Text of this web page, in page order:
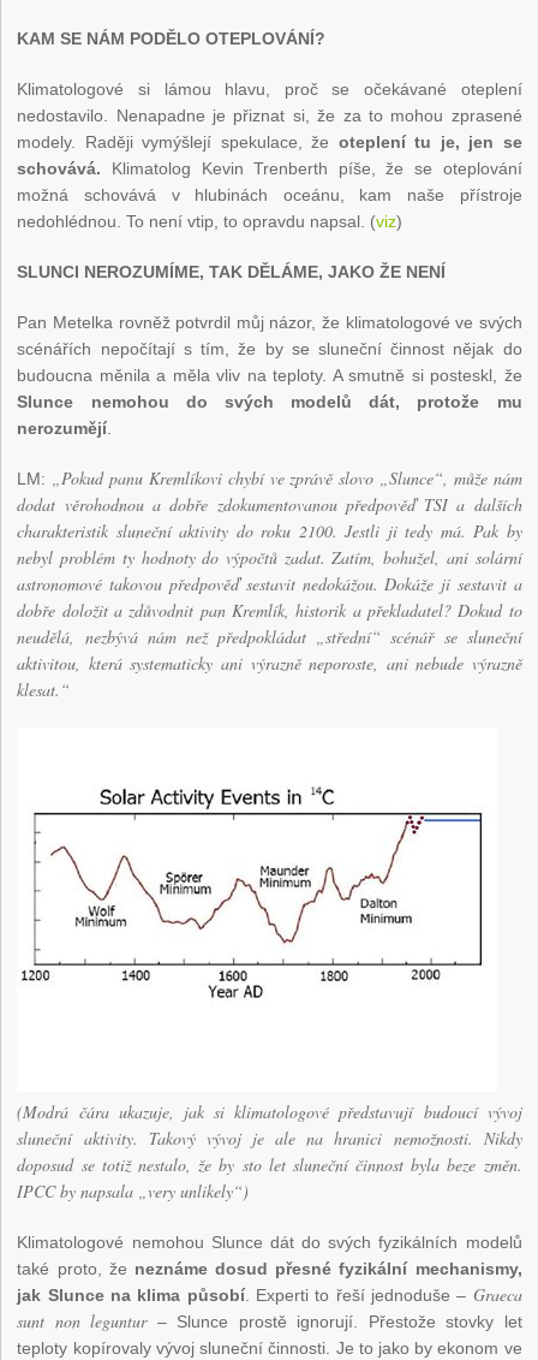
KAM SE NÁM PODĚLO OTEPLOVÁNÍ?
Klimatologové si lámou hlavu, proč se očekávané oteplení
nedostavilo. Nenapadne je přiznat si, že za to mohou zprasené
modely. Raději vymýšlejí spekulace, že oteplení tu je, jen se
schovává. Klimatolog Kevin Trenberth píše, že se oteplování
možná schovává v hlubinách oceánu, kam naše přístroje
nedohlédnou. To není vtip, to opravdu napsal. (viz)
SLUNCI NEROZUMÍME, TAK DĚLÁME, JAKO ŽE NENÍ
Pan Metelka rovněž potvrdil můj názor, že klimatologové ve svých
scénářích nepočítají s tím, že by se sluneční činnost nějak do
budoucna měnila a měla vliv na teploty. A smutně si posteskl, že
Slunce nemohou do svých modelů dát, protože mu
nerozumějí.
LM: „Pokud panu Kremlíkovi chybí ve zprávě slovo „Slunce“, může nám
dodat věrohodnou a dobře zdokumentovanou předpověď TSI a dalších
charakteristik sluneční aktivity do roku 2100. Jestli ji tedy má. Pak by
nebyl problém ty hodnoty do výpočtů zadat. Zatím, bohužel, ani solární
astronomové takovou předpověď sestavit nedokážou. Dokáže ji sestavit a
dobře doložit a zdůvodnit pan Kremlík, historik a překladatel? Dokud to
neudělá, nezbývá nám než předpokládat „střední“ scénář se sluneční
aktivitou, která systematicky ani výrazně neporoste, ani nebude výrazně
klesat.“
(Modrá čára ukazuje, jak si klimatologové představují budoucí vývoj
sluneční aktivity. Takový vývoj je ale na hranici nemožnosti. Nikdy
doposud se totiž nestalo, že by sto let sluneční činnost byla beze změn.
IPCC by napsala „very unlikely“)
Klimatologové nemohou Slunce dát do svých fyzikálních modelů
také proto, že neznáme dosud přesné fyzikální mechanismy,
jak Slunce na klima působí. Experti to řeší jednoduše – Graeca
sunt non leguntur– Slunce prostě ignorují. Přestože stovky let
teploty kopírovaly vývoj sluneční činnosti. Je to jako by ekonom ve